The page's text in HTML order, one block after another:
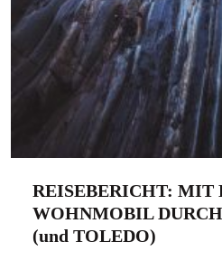
REISEBERICHT: MIT
WOHNMOBIL
(und TOLEDO)